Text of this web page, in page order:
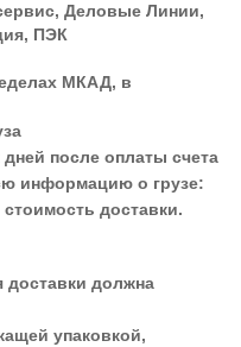
Деловые Линии,
ПЭК
МКАД, в
после оплаты счета
информацию о грузе:
доставки.
доставки должна
упаковкой,